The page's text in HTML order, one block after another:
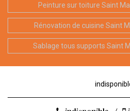
Peinture sur toiture Saint
Rénovation de cuisine Saint
Sablage tous supports Saint